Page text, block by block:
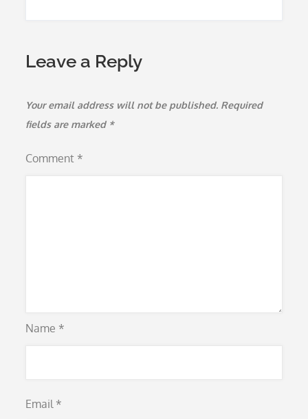
Leave a Reply
Your email address will not be published. Required
fields are marked *
Comment *
Name *
Email *